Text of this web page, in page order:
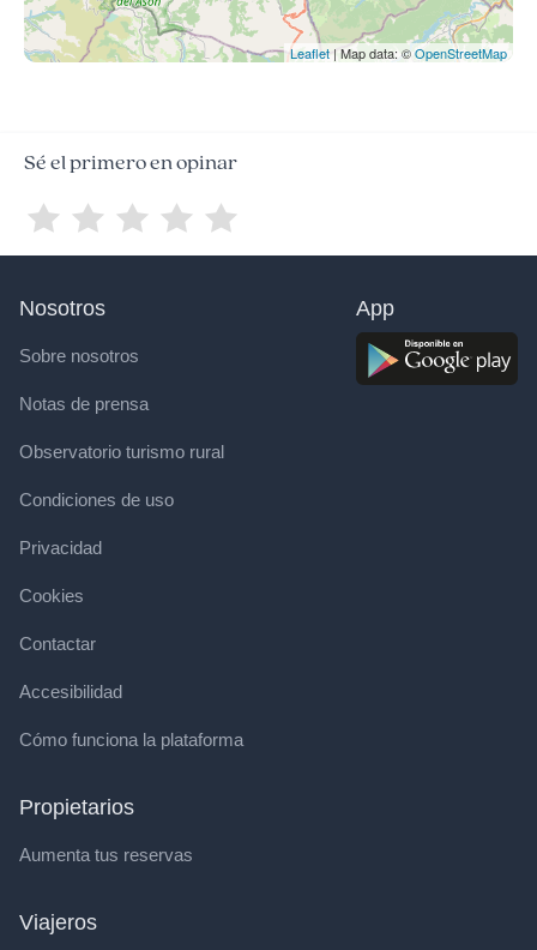
Leaflet| Map data: ©OpenStreetMap
Sé el primero en opinar
Nosotros
Sobre nosotros
Notas de prensa
Observatorio turismo rural
Condiciones de uso
Privacidad
Cookies
Contactar
Accesibilidad
Cómo funciona la plataforma
Propietarios
Aumenta tus reservas
Viajeros
App